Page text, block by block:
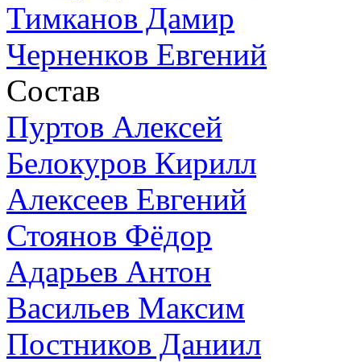
Тимканов Дамир
Черненков Евгений
Состав
Пуртов Алексей
Белокуров Кирилл
Алексеев Евгений
Стоянов Фёдор
Адарьев Антон
Васильев Максим
Постников Даниил